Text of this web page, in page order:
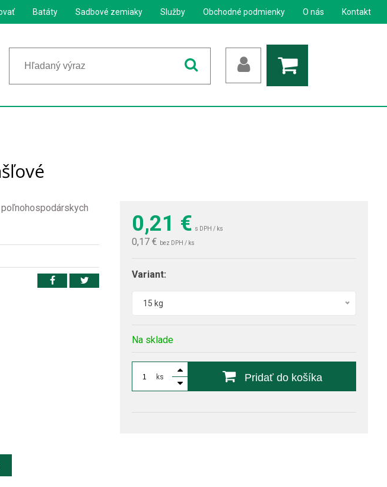
Batáty Sadbové zemiaky Služby Obchodné podmienky O nás Kontakt
0,21 € s DPH / ks
0,17 € bez DPH / ks
Variant:
15 kg
Na sklade
ks Pridať do košíka